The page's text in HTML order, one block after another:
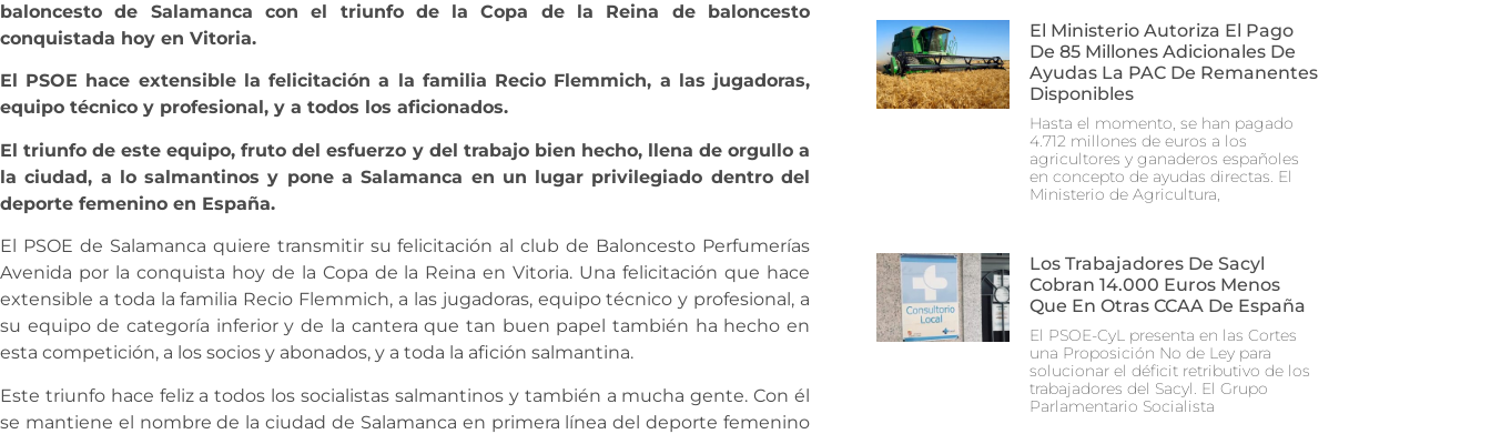
baloncesto de Salamanca con el triunfo de la Copa de la Reina de baloncesto
conquistada hoy en Vitoria.
El PSOE hace extensible la felicitación a la familia Recio Flemmich, a las jugadoras,
equipo técnico y profesional, y a todos los aficionados.
El triunfo de este equipo, fruto del esfuerzo y del trabajo bien hecho, llena de orgullo a
la ciudad, a lo salmantinos y pone a Salamanca en un lugar privilegiado dentro del
deporte femenino en España.
El PSOE de Salamanca quiere transmitir su felicitación al club de Baloncesto Perfumerías
Avenida por la conquista hoy de la Copa de la Reina en Vitoria. Una felicitación que hace
extensible a toda la familia Recio Flemmich, a las jugadoras, equipo técnico y profesional, a
su equipo de categoría inferior y de la cantera que tan buen papel también ha hecho en
esta competición, a los socios y abonados, y a toda la afición salmantina.
Este triunfo hace feliz a todos los socialistas salmantinos y también a mucha gente. Con él
se mantiene el nombre de la ciudad de Salamanca en primera línea del deporte femenino
El Ministerio Autoriza El Pago
De 85 Millones Adicionales De
Ayudas La PAC De Remanentes
Disponibles
Hasta el momento, se han pagado
4.712 millones de euros a los
agricultores y ganaderos españoles
en concepto de ayudas directas. El
Ministerio de Agricultura,
Los Trabajadores De Sacyl
Cobran 14.000 Euros Menos
Que En Otras CCAA De España
El PSOE-CyL presenta en las Cortes
una Proposición No de Ley para
solucionar el déficit retributivo de los
trabajadores del Sacyl. El Grupo
Parlamentario Socialista